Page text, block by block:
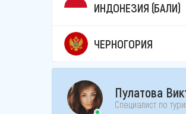
ИНДОНЕЗИЯ (БАЛИ)
ЧЕРНОГОРИЯ
Пулатова
Специалист по